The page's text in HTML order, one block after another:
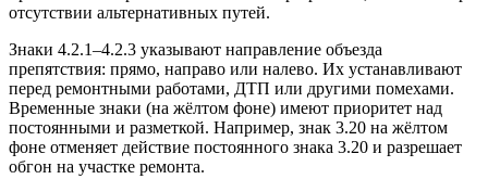
отсутствии альтернативных путей.
Знаки 4.2.1–4.2.3 указывают направление объезда
препятствия: прямо, направо или налево. Их устанавливают
перед ремонтными работами, ДТП или другими помехами.
Временные знаки (на жёлтом фоне) имеют приоритет над
постоянными и разметкой. Например, знак 3.20 на жёлтом
фоне отменяет действие постоянного знака 3.20 и разрешает
обгон на участке ремонта.